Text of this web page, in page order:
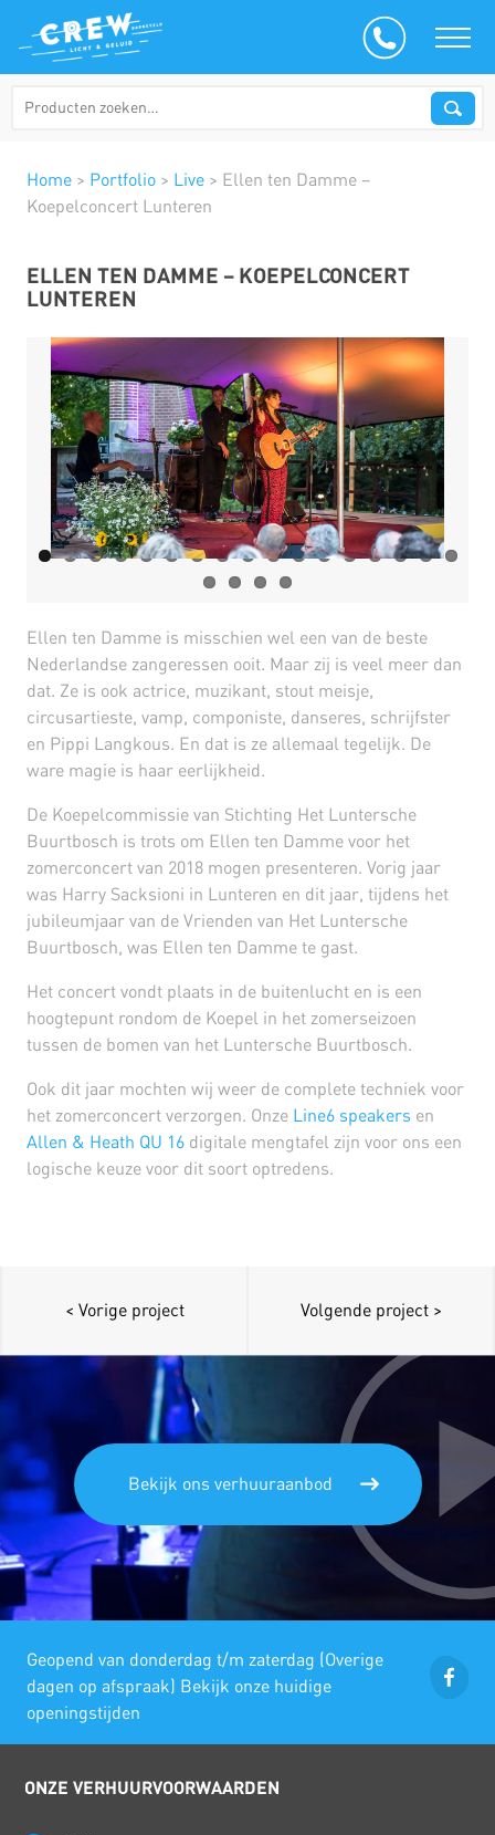
Home > Portfolio > Live > Ellen ten Damme –
Koepelconcert Lunteren
ELLEN TEN DAMME – KOEPELCONCERT
LUNTEREN
Ellen ten Damme is misschien wel een van de beste
Nederlandse zangeressen ooit. Maar zij is veel meer dan
dat. Ze is ook actrice, muzikant, stout meisje,
circusartieste, vamp, componiste, danseres, schrijfster
en Pippi Langkous. En dat is ze allemaal tegelijk. De
ware magie is haar eerlijkheid.
De Koepelcommissie van Stichting Het Luntersche
Buurtbosch is trots om Ellen ten Damme voor het
zomerconcert van 2018 mogen presenteren. Vorig jaar
was Harry Sacksioni in Lunteren en dit jaar, tijdens het
jubileumjaar van de Vrienden van Het Luntersche
Buurtbosch, was Ellen ten Damme te gast.
Het concert vondt plaats in de buitenlucht en is een
hoogtepunt rondom de Koepel in het zomerseizoen
tussen de bomen van het Luntersche Buurtbosch.
Ook dit jaar mochten wij weer de complete techniek voor
het zomerconcert verzorgen. Onze Line6 speakers en
Allen & Heath QU 16 digitale mengtafel zijn voor ons een
logische keuze voor dit soort optredens.
< Vorige project Volgende project >
Bekijk ons verhuuraanbod
Geopend van donderdag t/m zaterdag (Overige
dagen op afspraak) Bekijk onze huidige
openingstijden
ONZE VERHUURVOORWAARDEN